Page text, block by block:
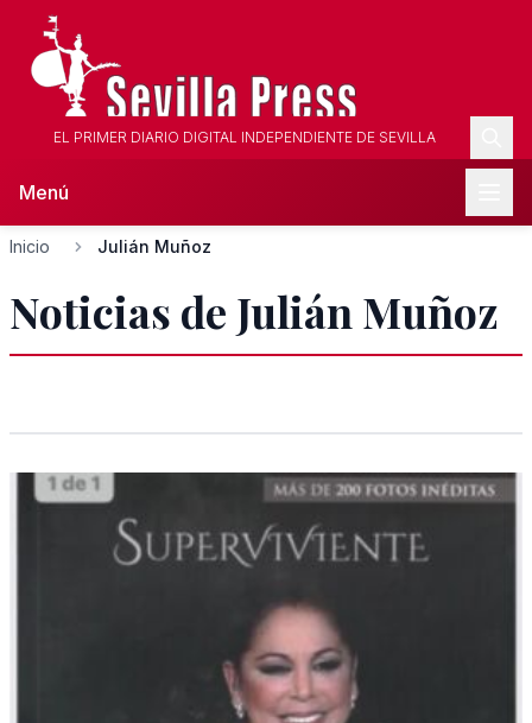
EL PRIMER DIARIO DIGITAL INDEPENDIENTE DE SEVILLA
Menú
Inicio Julián Muñoz
Noticias de Julián Muñoz